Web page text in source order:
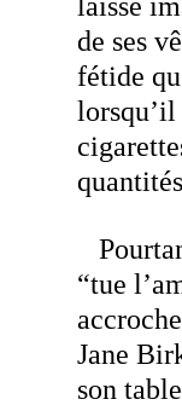
de ses
fétide
lorsqu’il
“tue
Jane
son